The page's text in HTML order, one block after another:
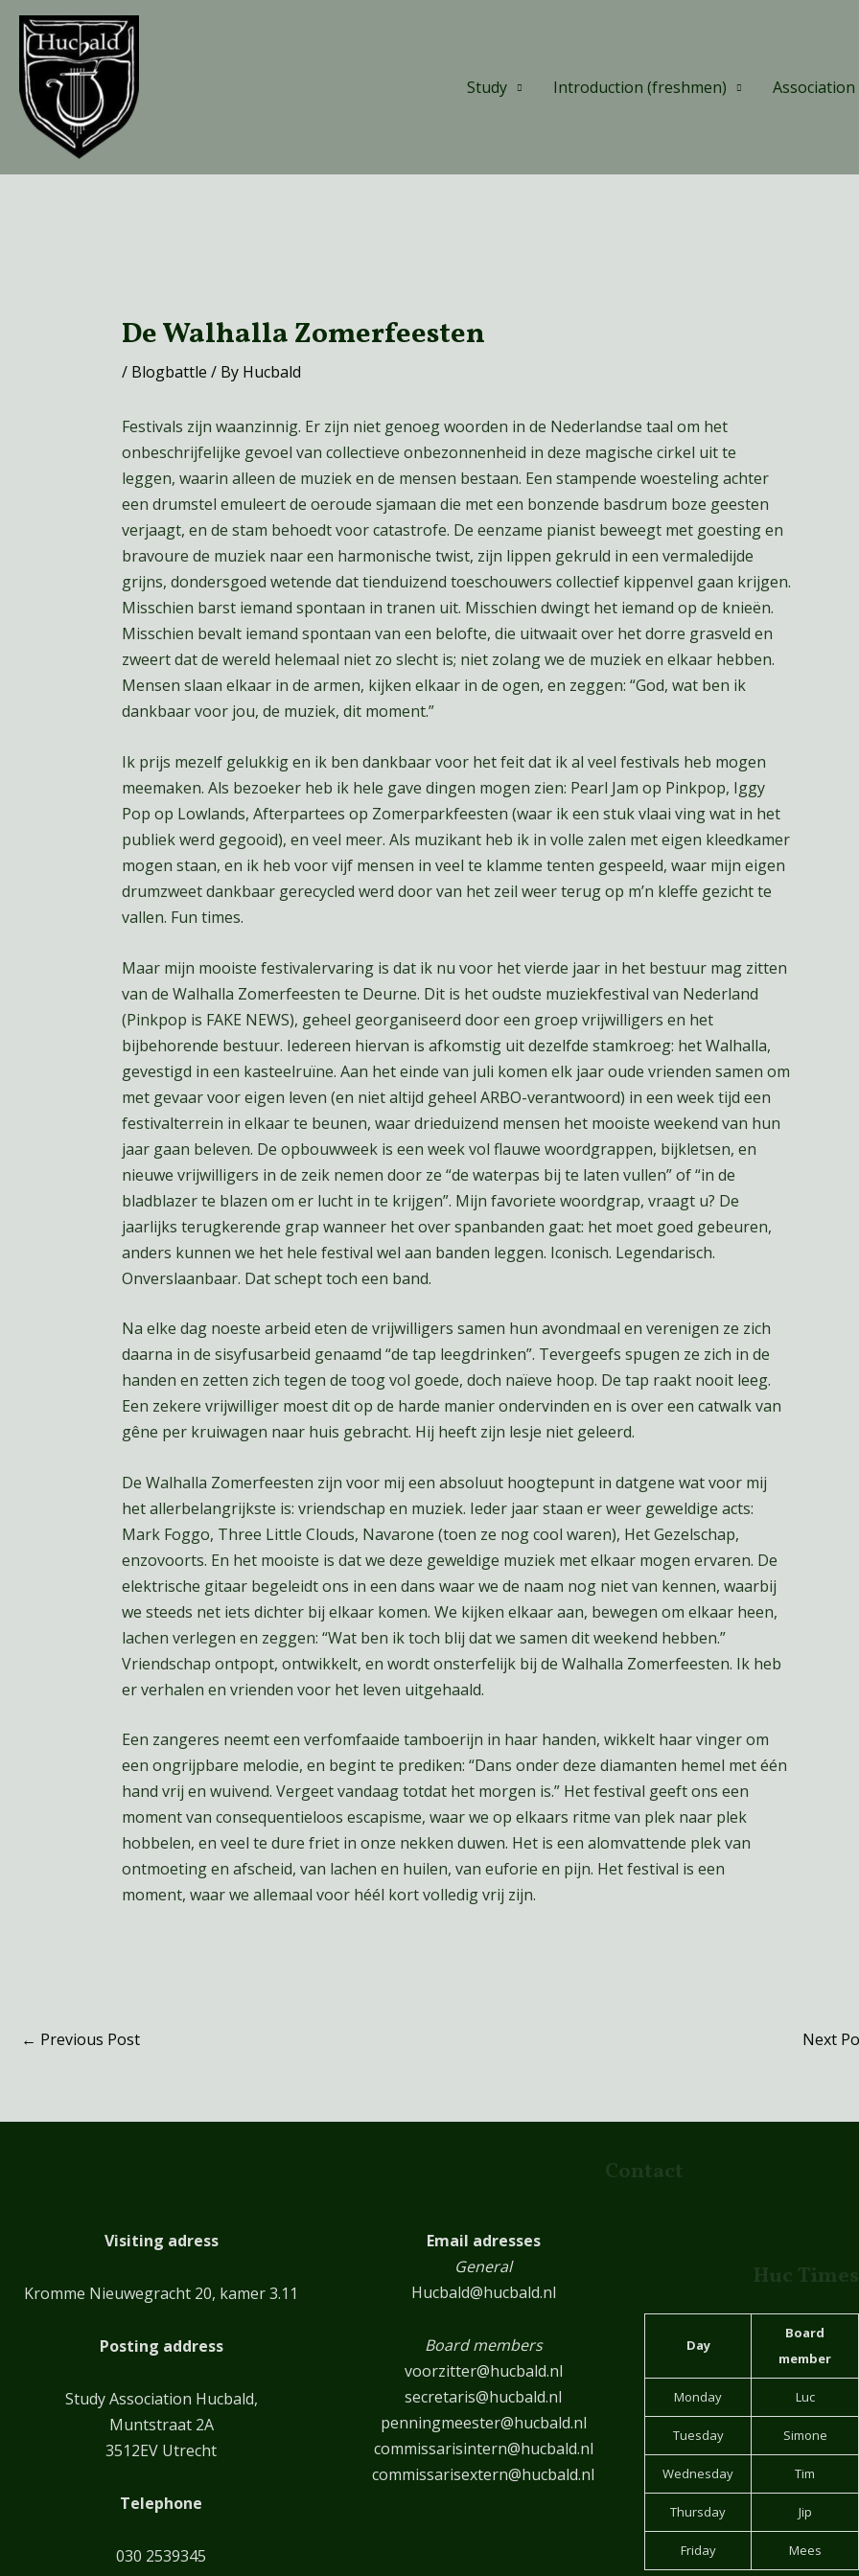
Skip
content
Study
Introduction (freshmen) Association
De Walhalla Zomerfeesten
/ Blogbattle / By Hucbald
Festivals zijn waanzinnig. Er zijn niet genoeg woorden in de Nederlandse taal om het
onbeschrijfelijke gevoel van collectieve onbezonnenheid in deze magische cirkel uit te
leggen, waarin alleen de muziek en de mensen bestaan. Een stampende woesteling achter
een drumstel emuleert de oeroude sjamaan die met een bonzende basdrum boze geesten
verjaagt, en de stam behoedt voor catastrofe. De eenzame pianist beweegt met goesting en
bravoure de muziek naar een harmonische twist, zijn lippen gekruld in een vermaledijde
grijns, dondersgoed wetende dat tienduizend toeschouwers collectief kippenvel gaan krijgen.
Misschien barst iemand spontaan in tranen uit. Misschien dwingt het iemand op de knieën.
Misschien bevalt iemand spontaan van een belofte, die uitwaait over het dorre grasveld en
zweert dat de wereld helemaal niet zo slecht is; niet zolang we de muziek en elkaar hebben.
Mensen slaan elkaar in de armen, kijken elkaar in de ogen, en zeggen: “God, wat ben ik
dankbaar voor jou, de muziek, dit moment.”
Ik prijs mezelf gelukkig en ik ben dankbaar voor het feit dat ik al veel festivals heb mogen
meemaken. Als bezoeker heb ik hele gave dingen mogen zien: Pearl Jam op Pinkpop, Iggy
Pop op Lowlands, Afterpartees op Zomerparkfeesten (waar ik een stuk vlaai ving wat in het
publiek werd gegooid), en veel meer. Als muzikant heb ik in volle zalen met eigen kleedkamer
mogen staan, en ik heb voor vijf mensen in veel te klamme tenten gespeeld, waar mijn eigen
drumzweet dankbaar gerecycled werd door van het zeil weer terug op m’n kleffe gezicht te
vallen. Fun times.
Maar mijn mooiste festivalervaring is dat ik nu voor het vierde jaar in het bestuur mag zitten
van de Walhalla Zomerfeesten te Deurne. Dit is het oudste muziekfestival van Nederland
(Pinkpop is FAKE NEWS), geheel georganiseerd door een groep vrijwilligers en het
bijbehorende bestuur. Iedereen hiervan is afkomstig uit dezelfde stamkroeg: het Walhalla,
gevestigd in een kasteelruïne. Aan het einde van juli komen elk jaar oude vrienden samen om
met gevaar voor eigen leven (en niet altijd geheel ARBO-verantwoord) in een week tijd een
festivalterrein in elkaar te beunen, waar drieduizend mensen het mooiste weekend van hun
jaar gaan beleven. De opbouwweek is een week vol flauwe woordgrappen, bijkletsen, en
nieuwe vrijwilligers in de zeik nemen door ze “de waterpas bij te laten vullen” of “in de
bladblazer te blazen om er lucht in te krijgen”. Mijn favoriete woordgrap, vraagt u? De
jaarlijks terugkerende grap wanneer het over spanbanden gaat: het moet goed gebeuren,
anders kunnen we het hele festival wel aan banden leggen. Iconisch. Legendarisch.
Onverslaanbaar. Dat schept toch een band.
Na elke dag noeste arbeid eten de vrijwilligers samen hun avondmaal en verenigen ze zich
daarna in de sisyfusarbeid genaamd “de tap leegdrinken”. Tevergeefs spugen ze zich in de
handen en zetten zich tegen de toog vol goede, doch naïeve hoop. De tap raakt nooit leeg.
Een zekere vrijwilliger moest dit op de harde manier ondervinden en is over een catwalk van
gêne per kruiwagen naar huis gebracht. Hij heeft zijn lesje niet geleerd.
De Walhalla Zomerfeesten zijn voor mij een absoluut hoogtepunt in datgene wat voor mij
het allerbelangrijkste is: vriendschap en muziek. Ieder jaar staan er weer geweldige acts:
Mark Foggo, Three Little Clouds, Navarone (toen ze nog cool waren), Het Gezelschap,
enzovoorts. En het mooiste is dat we deze geweldige muziek met elkaar mogen ervaren. De
elektrische gitaar begeleidt ons in een dans waar we de naam nog niet van kennen, waarbij
we steeds net iets dichter bij elkaar komen. We kijken elkaar aan, bewegen om elkaar heen,
lachen verlegen en zeggen: “Wat ben ik toch blij dat we samen dit weekend hebben.”
Vriendschap ontpopt, ontwikkelt, en wordt onsterfelijk bij de Walhalla Zomerfeesten. Ik heb
er verhalen en vrienden voor het leven uitgehaald.
Een zangeres neemt een verfomfaaide tamboerijn in haar handen, wikkelt haar vinger om
een ongrijpbare melodie, en begint te prediken: “Dans onder deze diamanten hemel met één
hand vrij en wuivend. Vergeet vandaag totdat het morgen is.” Het festival geeft ons een
moment van consequentieloos escapisme, waar we op elkaars ritme van plek naar plek
hobbelen, en veel te dure friet in onze nekken duwen. Het is een alomvattende plek van
ontmoeting en afscheid, van lachen en huilen, van euforie en pijn. Het festival is een
moment, waar we allemaal voor héél kort volledig vrij zijn.
← Previous Post Next
Contact
Visiting adress
Kromme Nieuwegracht 20, kamer 3.11
Posting address
Study Association Hucbald,
Muntstraat 2A
3512EV Utrecht
Telephone
030 2539345
Email adresses
General
Hucbald@hucbald.nl
Board members
voorzitter@hucbald.nl
secretaris@hucbald.nl
penningmeester@hucbald.nl
commissarisintern@hucbald.nl
commissarisextern@hucbald.nl
Huc Times
Day
Board
member
Monday Luc
Tuesday Simone
Wednesday Tim
Thursday Jip
Friday Mees